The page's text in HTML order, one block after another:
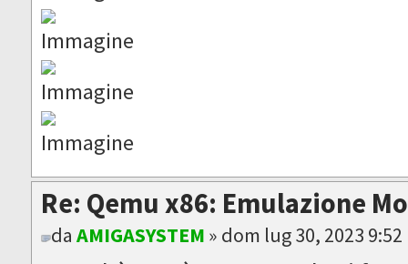
Re: Qemu x86: Emulazione
daAMIGASYSTEM » dom lug 30, 2023